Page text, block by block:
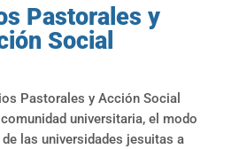
Pastorales y
Social
Pastorales y Acción Social
universitaria, el modo
las universidades jesuitas a